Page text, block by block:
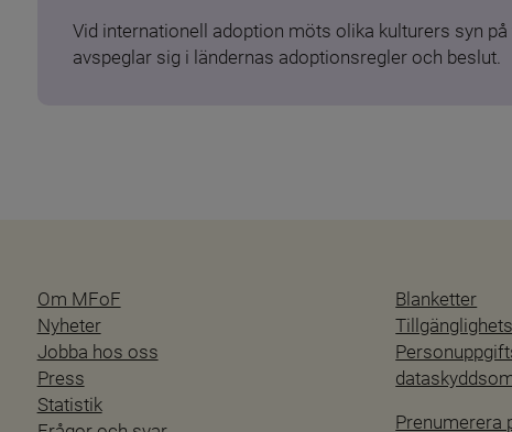
Vid internationell adoption möts olika kulturers syn
avspeglar sig i ländernas adoptionsregler och beslut.
Om MFoF
Nyheter
Jobba hos oss
Press
Statistik
Blanketter
Prenumerera